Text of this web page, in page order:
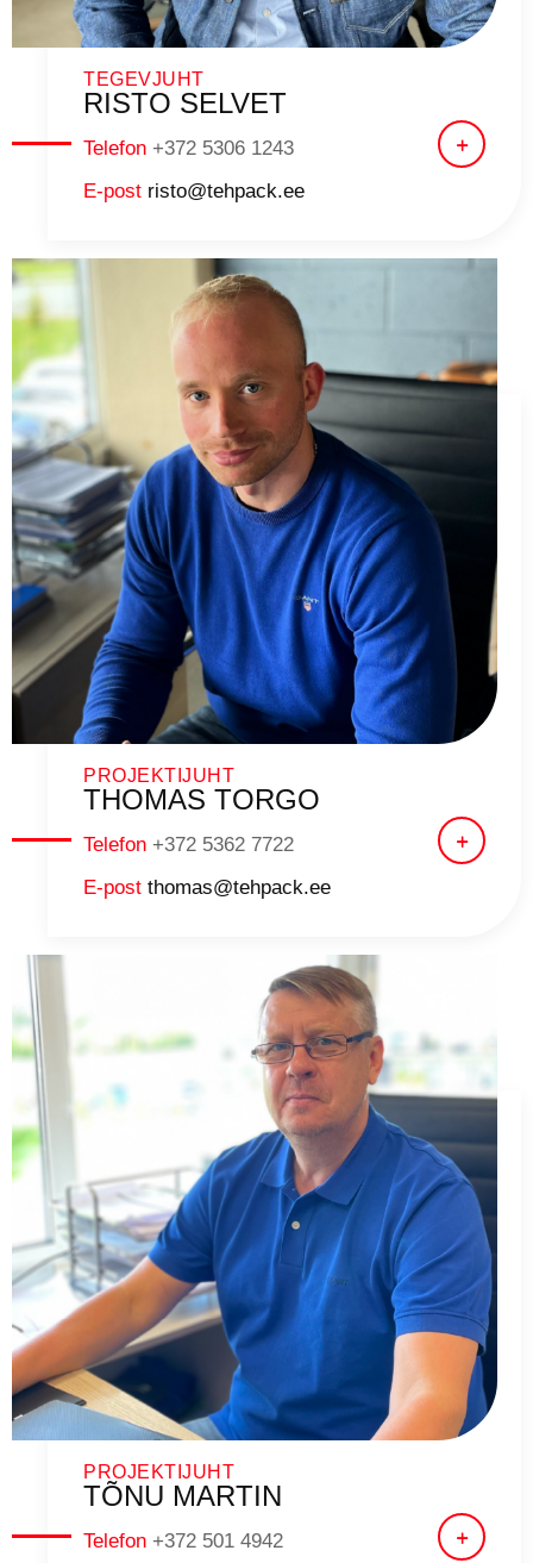
TEGEVJUHT
RISTO SELVET
Telefon +372 5306 1243
E-post risto@tehpack.ee
PROJEKTIJUHT
THOMAS TORGO
Telefon +372 5362 7722
E-post thomas@tehpack.ee
PROJEKTIJUHT
TÕNU MARTIN
Telefon +372 501 4942